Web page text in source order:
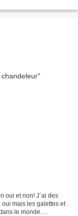
oui et non! J´ai des
mais les galettes et
le monde.